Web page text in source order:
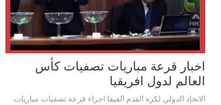
اخبار قرعة مباريات تصفيات كأس
العالم لدول افريقيا
الاتحاد الدولي لكرة القدم الفيفا اجراء قرعة تصفيات مباريات